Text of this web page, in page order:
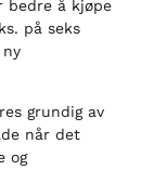
bedre å kjøpe
på seks
grundig av
når det
og